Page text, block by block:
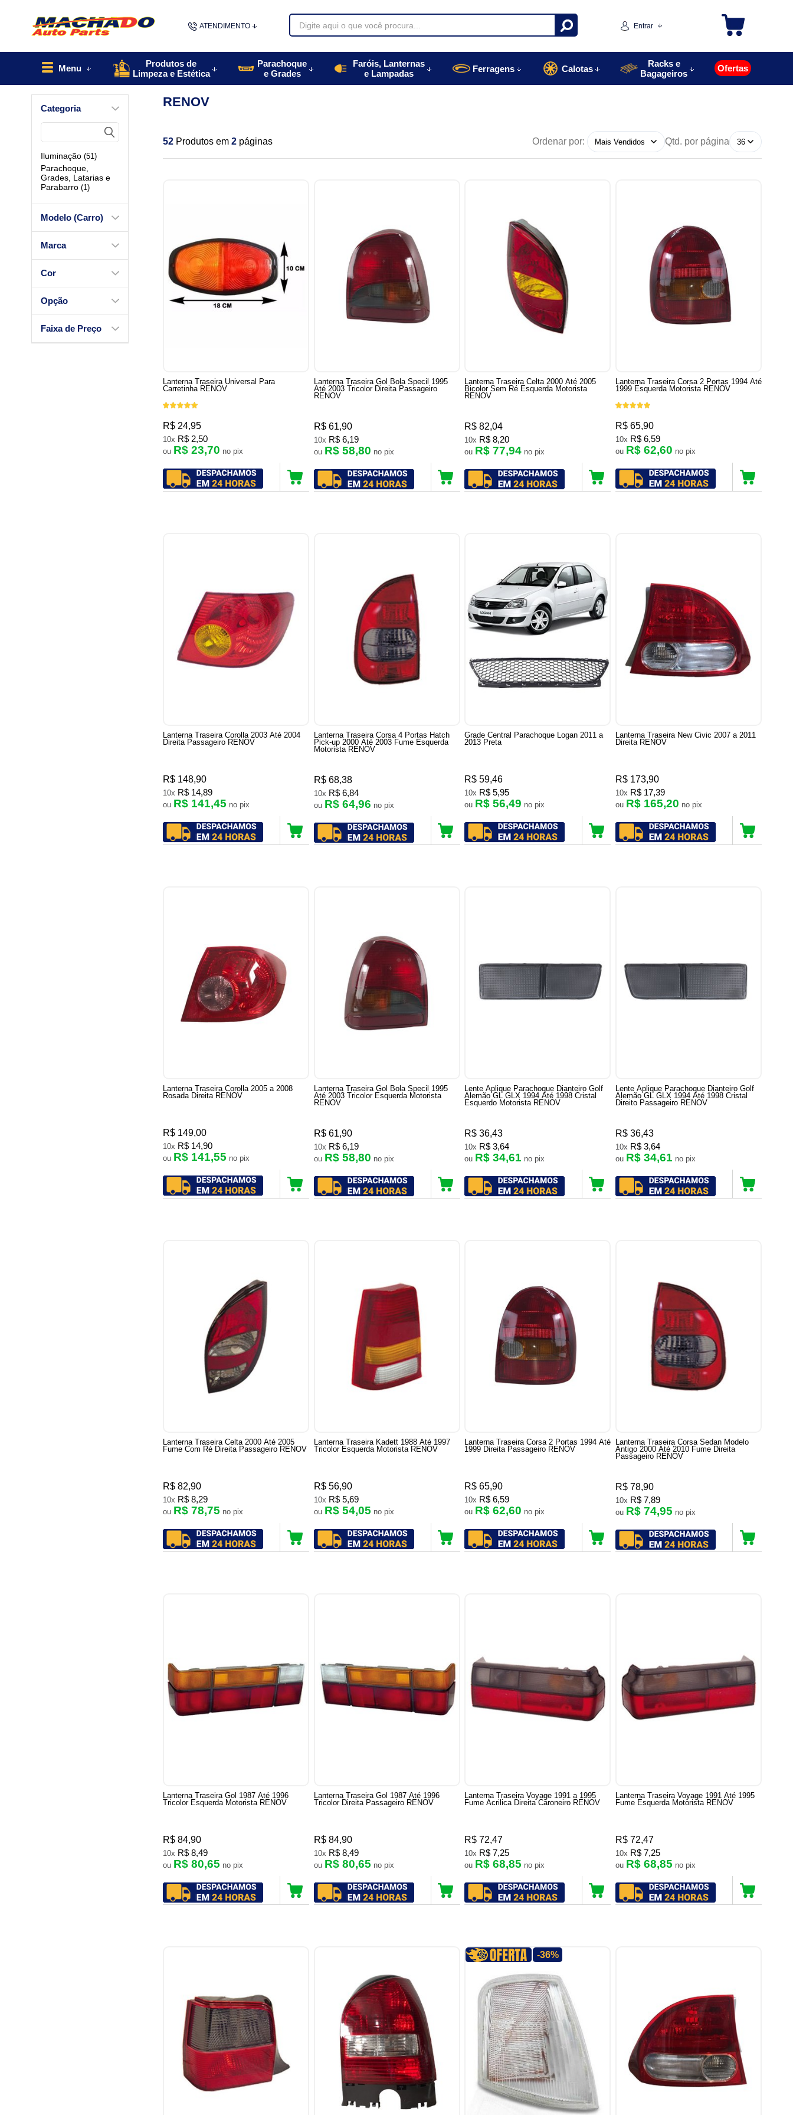
ATENDIMENTO
48996770085
Entrar
Menu
Produtos de
Limpeza e Estética
Parachoque
e Grades
Faróis, Lanternas
e Lampadas
Ferragens Calotas
Racks e
Bagageiros
Ofertas
Categoria
Iluminação (51)
Parachoque,
Grades, Latarias e
Parabarro (1)
Modelo (Carro)
Marca
Cor
Opção
Faixa de Preço
RENOV
52 Produtos em 2 páginas Ordenar por: Qtd. por página
Lanterna Traseira Universal Para
Carretinha RENOV
R$ 24,95
10x R$ 2,50
ou R$ 23,70 no pix
Lanterna Traseira Gol Bola Specil 1995
Até 2003 Tricolor Direita Passageiro
RENOV
R$ 61,90
10x R$ 6,19
ou R$ 58,80 no pix
Lanterna Traseira Celta 2000 Até 2005
Bicolor Sem Ré Esquerda Motorista
RENOV
R$ 82,04
10x R$ 8,20
ou R$ 77,94 no pix
Lanterna Traseira Corsa 2 Portas 1994 Até
1999 Esquerda Motorista RENOV
R$ 65,90
10x R$ 6,59
ou R$ 62,60 no pix
Lanterna Traseira Corolla 2003 Até 2004
Direita Passageiro RENOV
R$ 148,90
10x R$ 14,89
ou R$ 141,45 no pix
Lanterna Traseira Corsa 4 Portas Hatch
Pick-up 2000 Até 2003 Fume Esquerda
Motorista RENOV
R$ 68,38
10x R$ 6,84
ou R$ 64,96 no pix
Grade Central Parachoque Logan 2011 a
2013 Preta
R$ 59,46
10x R$ 5,95
ou R$ 56,49 no pix
Lanterna Traseira New Civic 2007 a 2011
Direita RENOV
R$ 173,90
10x R$ 17,39
ou R$ 165,20 no pix
Lanterna Traseira Corolla 2005 a 2008
Rosada Direita RENOV
R$ 149,00
10x R$ 14,90
ou R$ 141,55 no pix
Lanterna Traseira Gol Bola Specil 1995
Até 2003 Tricolor Esquerda Motorista
RENOV
R$ 61,90
10x R$ 6,19
ou R$ 58,80 no pix
Lente Aplique Parachoque Dianteiro Golf
Alemão GL GLX 1994 Até 1998 Cristal
Esquerdo Motorista RENOV
R$ 36,43
10x R$ 3,64
ou R$ 34,61 no pix
Lente Aplique Parachoque Dianteiro Golf
Alemão GL GLX 1994 Até 1998 Cristal
Direito Passageiro RENOV
R$ 36,43
10x R$ 3,64
ou R$ 34,61 no pix
Lanterna Traseira Celta 2000 Até 2005
Fume Com Ré Direita Passageiro RENOV
R$ 82,90
10x R$ 8,29
ou R$ 78,75 no pix
Lanterna Traseira Kadett 1988 Até 1997
Tricolor Esquerda Motorista RENOV
R$ 56,90
10x R$ 5,69
ou R$ 54,05 no pix
Lanterna Traseira Corsa 2 Portas 1994 Até
1999 Direita Passageiro RENOV
R$ 65,90
10x R$ 6,59
ou R$ 62,60 no pix
Lanterna Traseira Corsa Sedan Modelo
Antigo 2000 Até 2010 Fume Direita
Passageiro RENOV
R$ 78,90
10x R$ 7,89
ou R$ 74,95 no pix
Lanterna Traseira Gol 1987 Até 1996
Tricolor Esquerda Motorista RENOV
R$ 84,90
10x R$ 8,49
ou R$ 80,65 no pix
Lanterna Traseira Gol 1987 Até 1996
Tricolor Direita Passageiro RENOV
R$ 84,90
10x R$ 8,49
ou R$ 80,65 no pix
Lanterna Traseira Voyage 1991 a 1995
Fume Acrilica Direita Caroneiro RENOV
R$ 72,47
10x R$ 7,25
ou R$ 68,85 no pix
Lanterna Traseira Voyage 1991 Até 1995
Fume Esquerda Motorista RENOV
R$ 72,47
10x R$ 7,25
ou R$ 68,85 no pix
-36%